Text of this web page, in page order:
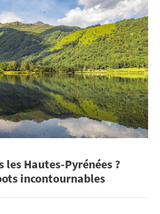
les Hautes-Pyrénées ?
incontournables